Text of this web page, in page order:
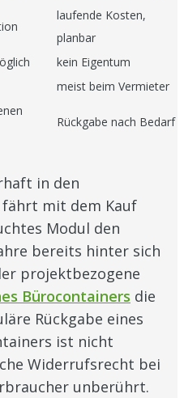
laufende Kosten,
planbar
kein Eigentum
meist beim Vermieter
Rückgabe nach Bedarf
in den
mit dem Kauf
Modul den
bereits hinter sich
projektbezogene
Bürocontainers die
Rückgabe eines
ist nicht
Widerrufsrecht bei
unberührt.